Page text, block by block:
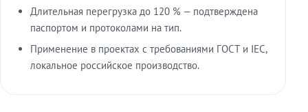
Длительная перегрузка до 120 % — подтверждена
паспортом и протоколами на тип.
Применение в проектах с требованиями ГОСТ и IEC,
локальное российское производство.